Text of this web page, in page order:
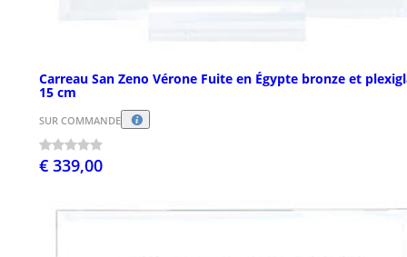
Carreau San Zeno Vérone Fuite en Égypte bronze et
15 cm
SUR COMMANDE
€ 339,00